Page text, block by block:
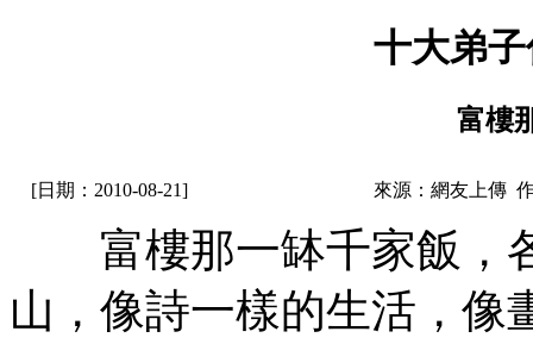
十大弟
富樓
[日期：2010-08-21] 來源：網友上傳
富樓那一缽千家飯，
山，像詩一樣的生活，像